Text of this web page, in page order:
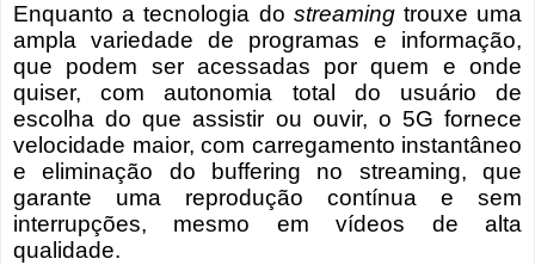
Enquanto a tecnologia do streamingtrouxe uma
ampla variedade de programas e informação,
que podem ser acessadas por quem e onde
quiser, com autonomia total do usuário de
escolha do que assistir ou ouvir, o 5G fornece
velocidade maior, com carregamento instantâneo
e eliminação do buffering no streaming, que
garante uma reprodução contínua e sem
interrupções, mesmo em vídeos de alta
qualidade.